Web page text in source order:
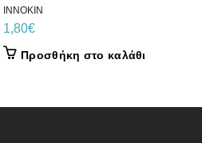
INNOKIN
1,80€
Προσθήκη στο καλάθι